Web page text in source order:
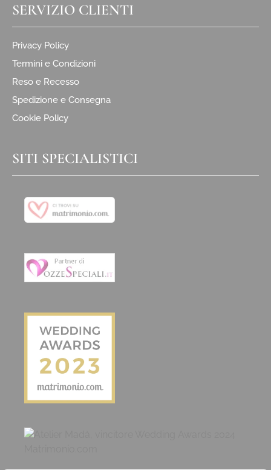
SERVIZIO CLIENTI
Privacy Policy
Termini e Condizioni
Reso e Recesso
Spedizione e Consegna
Cookie Policy
SITI SPECIALISTICI